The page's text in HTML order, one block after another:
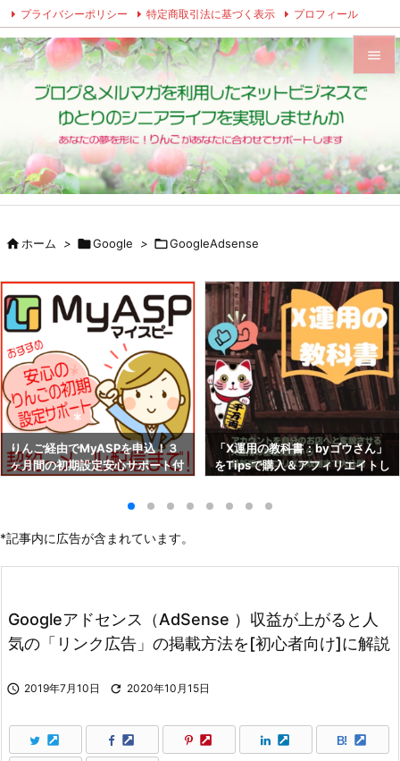


サイド

前へ

検索
プライバシーポリシー 特定商取引法に基づく表示 プロフィール
Twitter Facebook Instagram
ホーム > Google > GoogleAdsense
りんご経由でMyASPを申込！３
ヶ月間の初期設定安心サポート付
「X運用の教科書：byゴウさん」
をTipsで購入＆アフィリエイトし
*記事内に広告が含まれています。
Googleアドセンス（AdSense ）収益が上がると人
気の「リンク広告」の掲載方法を[初心者向け]に解説
 2019年7月10日  2020年10月15日
B!